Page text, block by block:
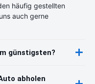
häufig gestellten
auch gerne
günstigsten?
abholen